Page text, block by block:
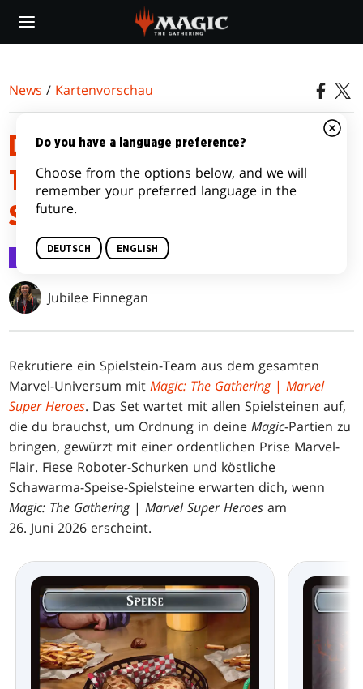
main
News / Kartenvorschau
DIE SPIELSTEINE VON MAGIC:
THE GATHERING | MARVEL
SUPER HEROES
Kartenvorschau 12. Juni 2026
Jubilee Finnegan
Rekrutiere ein Spielstein-Team aus dem gesamten
Marvel-Universum mitMagic: The Gathering|Marvel
Super Heroes. Das Set wartet mit allen Spielsteinen auf,
die du brauchst, um Ordnung in deineMagic-Partien zu
bringen, gewürzt mit einer ordentlichen Prise Marvel-
Flair. Fiese Roboter-Schurken und köstliche
Schawarma-Speise-Spielsteine erwarten dich, wenn
Magic: The Gathering|Marvel Super Heroes am
26. Juni 2026 erscheint.
Do you have a language preference?
Choose from the options below, and we will
remember your preferred language in the
future.
DEUTSCH ENGLISH